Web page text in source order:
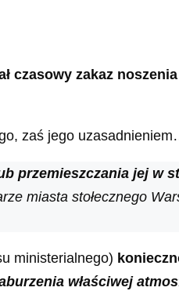
czasowy zakaz
zaś jego
przemieszczania jej w
miasta stołecznego
ministerialnego)
właściwej